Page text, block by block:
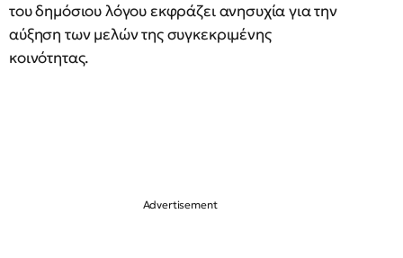
του δημόσιου λόγου εκφράζει ανησυχία για την
αύξηση των μελών της συγκεκριμένης
κοινότητας.